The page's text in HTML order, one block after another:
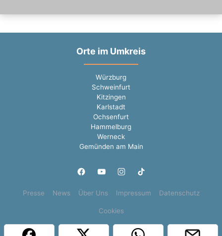
Orte im Umkreis
Würzburg
Schweinfurt
Kitzingen
Karlstadt
Ochsenfurt
Hammelburg
Werneck
Gemünden am Main
Presse News Über Uns Impressum Datenschutz
Cookies